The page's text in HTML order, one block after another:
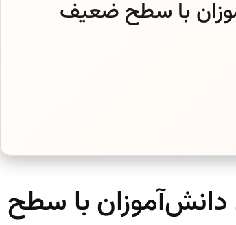
با سطح ضعیف
با سطح